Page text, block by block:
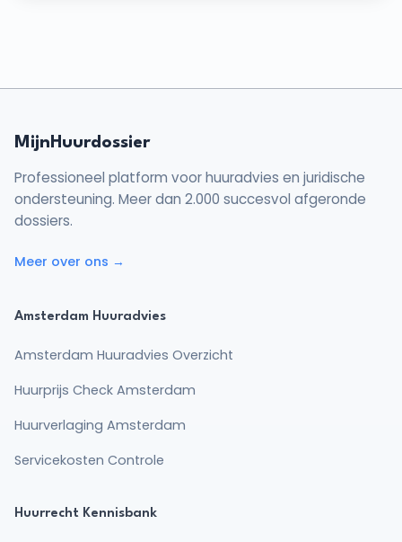
MijnHuurdossier
Professioneel platform voor huuradvies en juridische
ondersteuning. Meer dan 2.000 succesvol afgeronde
dossiers.
Meer over ons →
Amsterdam Huuradvies
Amsterdam Huuradvies Overzicht
Huurprijs Check Amsterdam
Huurverlaging Amsterdam
Servicekosten Controle
Huurrecht Kennisbank